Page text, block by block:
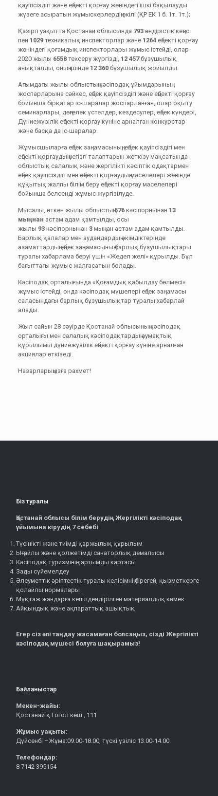
қауіпсіздігі және еңбекті қорғау жөніндегі ішкі бақылауды
жүзеге асыратын жұмыскерлердің өкілі (ҚР ЕК 1 б. 1т. 1т.);
Қазіргі уақытта Қостанай облысында 793өндірістік кеңес
пен 1029техникалық инспекторлар және 1264еңбекті қорғау
жөніндегі қоғамдық инспекторлары жұмыс істейді, олар
2020 жылы 6558тексеру жүргізді, 12 457бұзушылық
анықталды, оның ішінде 12 360бұзушылық жойылды.
Ағымдағы жылы облыстың кәсіподақ ұйымдарының
жоспарларына сәйкес, еңбек қауіпсіздігі және еңбекті қорғау
бойынша бірқатар іс-шаралар жоспарланған, олар оқыту
семинарлары, дөңгелек үстелдер, кездесулер, еңбек күндері,
Дүниежүзілік еңбекті қорғау күніне арналған конкурстар
және басқа да іс-шаралар.
Жұмысшыларға еңбек заңнамасының, еңбек қауiпсiздiгi мен
еңбектi қорғаудың негiзгi талаптарын жеткiзу мақсатында
облыстық салалық және жергiлiктi кәсiптiк одақтармен
еңбек қауiпсiздiгi мен еңбектi қорғаудың мәселелері жөнінде
құқытық жалпы бiлiм беру еңбектi қорғау мәселелерi
бойынша белсендi жұмыс жүргiзілуде.
Мысалы, өткен жылы облыстың576кәсіпорнынан 13
мыңнан астам адам қамтылды, осы
жылы 93кәсіпорнынан 3мыңнан астам адам қамтылды.
Барлық қалалар мен аудандардың әкімдіктерінде
азаматтардың еңбек заңнамасының барлық бұзушылықтары
туралы хабарлама беруі үшін «Жедел желі» құрылды. Бұл
бағыттағы жұмыс жалғасатын болады.
Кәсіподақ орталығында «Қоғамдық қабылдау бөлмесі»
жұмыс істейді, онда кәсіподақ мүшелері еңбек заңнамасы
саласындағы барлық бұзушылықтар туралы хабарлай
алады.
Жыл сайын 28 сәуірде Қостанай облысының кәсіподақ
орталығы мен салалық кәсіподақтардың аумақтық
құрылымы дүниежүзілік еңбекті қорғау күніне арналған
акциялар өткізеді.
Назарларыңызға рахмет!
Біз туралы
Қостанай облысы білім берудің Жергілікті кәсіподақ
ұйымына кірудің 7 себебі
Түсінікті және тиімді қаржылық құрылым
Ыңғайлы және қолжетімді санаторлық демалысы
Кәсіподақ туризмінің тартымды картасы
Заңды сүйемелдеу
Әлеуметтік әріптестік туралы келісімнің бірегей, қызметкерге
қолайлы нормалары
Мұқтаж жандарға кепілдендірілген материалдық көмек
Айқындық және ақпараттық ашықтық
Егер сіз әлі таңдау жасамаған болсаңыз, сізді Жергілікті
кәсіподақ мүшесі болуға шақырамыз!
Байланыстар
Мекен-жайы:
Қостанай қ.Гогол көш., 111
Жұмыс уақыты:
Дүйсенбі –Жұма:09.00-18.00, түскі үзіліс 13.00-14.00
Телефондар:
8 7142 395154